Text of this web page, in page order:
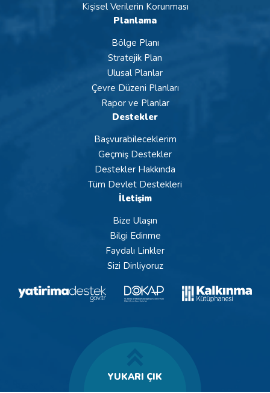
Kişisel Verilerin Korunması
Planlama
Bölge Planı
Stratejik Plan
Ulusal Planlar
Çevre Düzeni Planları
Rapor ve Planlar
Destekler
Başvurabileceklerim
Geçmiş Destekler
Destekler Hakkında
Tüm Devlet Destekleri
İletişim
Bize Ulaşın
Bilgi Edinme
Faydalı Linkler
Sizi Dinliyoruz
YUKARI ÇIK